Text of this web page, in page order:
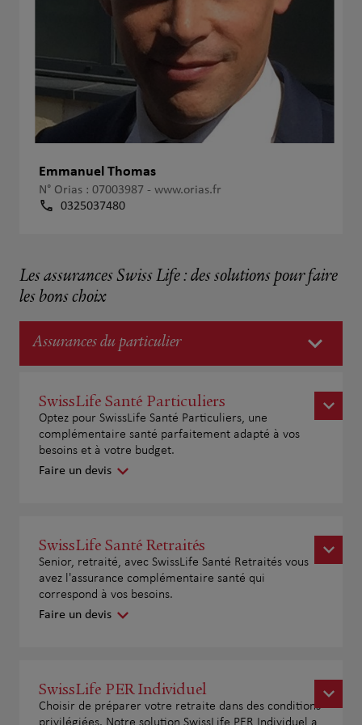
Emmanuel Thomas
N° Orias : 07003987 - www.orias.fr
0325037480
Les assurances Swiss Life : des solutions pour faire
les bons choix
Assurances du particulier
SwissLife Santé Particuliers
Optez pour SwissLife Santé Particuliers, une
complémentaire santé parfaitement adapté à vos
besoins et à votre budget.
Faire un devis
SwissLife Santé Retraités
Senior, retraité, avec SwissLife Santé Retraités vous
avez l'assurance complémentaire santé qui
correspond à vos besoins.
Faire un devis
SwissLife PER Individuel
Choisir de préparer votre retraite dans des conditions
privilégiées. Notre solution SwissLife PER Individuel a